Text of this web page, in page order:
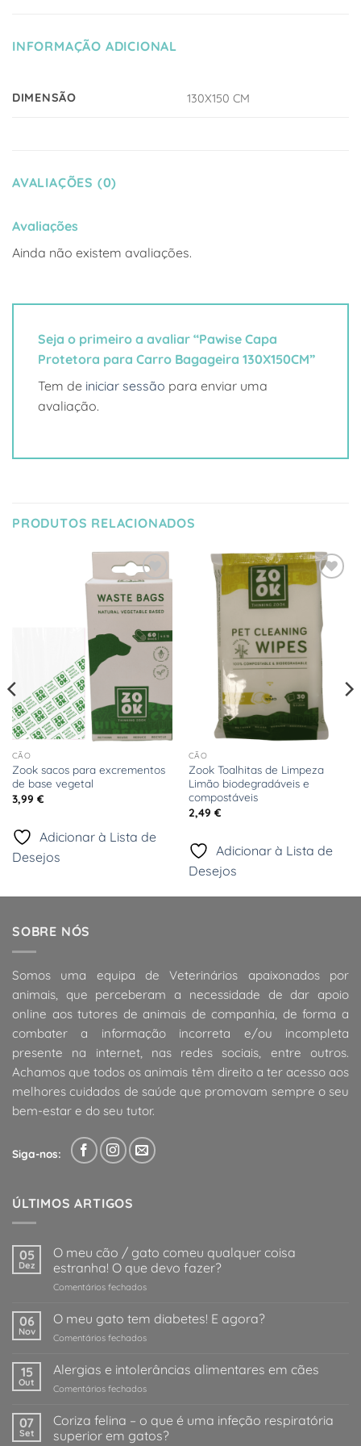
INFORMAÇÃO ADICIONAL
DIMENSÃO 130X150 CM
AVALIAÇÕES (0)
Avaliações
Ainda não existem avaliações.
Seja o primeiro a avaliar “Pawise Capa
Protetora para Carro Bagageira 130X150CM”
Tem de iniciar sessão para enviar uma
avaliação.
PRODUTOS RELACIONADOS
à Lista
de
CÃO
Zook sacos para excrementos
de base vegetal
3,99 €
Adicionar à Lista de
Desejos
Adicionar
à Lista
de
Desejos
CÃO
Zook Toalhitas de Limpeza
Limão biodegradáveis e
compostáveis
2,49 €
Adicionar à Lista de
Desejos
SOBRE NÓS
Somos uma equipa de Veterinários apaixonados por
animais, que perceberam a necessidade de dar apoio
online aos tutores de animais de companhia, de forma a
combater a informação incorreta e/ou incompleta
presente na internet, nas redes sociais, entre outros.
Achamos que todos os animais têm direito a ter acesso aos
melhores cuidados de saúde que promovam sempre o seu
bem-estar e do seu tutor.
Siga-nos:
ÚLTIMOS ARTIGOS
05
Dez
O meu cão / gato comeu qualquer coisa
estranha! O que devo fazer?
Comentários fechadosem
meu
/
comeu
O
que
06
Nov
O meu gato tem diabetes! E agora?
Comentários fechadosem
meu
tem
E
agora?
15
Out
Alergias e intolerâncias alimentares em cães
Comentários fechadosem
intolerâncias
alimentares
07
Set
Coriza felina – o que é uma infeção respiratória
superior em gatos?